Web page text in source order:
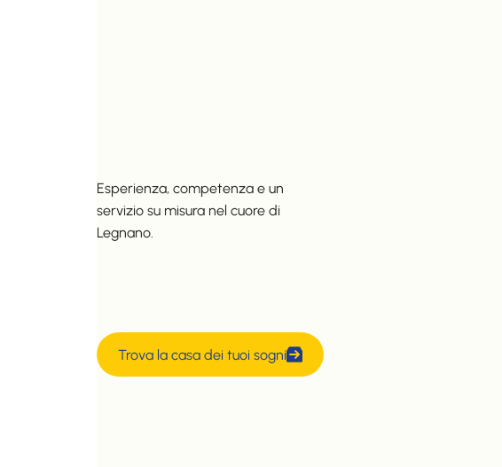
Esperienza, competenza e un
servizio su misura nel cuore di
Legnano.
Trova la casa dei tuoi sogni